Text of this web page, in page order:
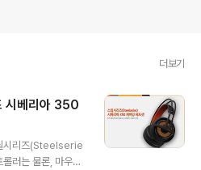
더보기
시베리아 350
시리즈(Steelserie
러는 물론, 마우스,